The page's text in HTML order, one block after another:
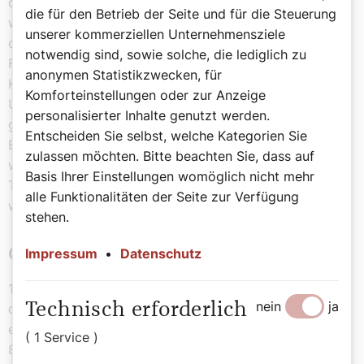
wurden die Arbeiten zwei Jahre später. Daher feierte
die Kirche 2024 ihr 400-jähriges Bestehen. Kaiser
Ferdinand II. genehmigte damals den Unbeschuhten
Karmeliten die Errichtung eines neuen Klosterhauses im
Unteren Werd. Der Grundstein zum Kloster wurde 1627
gelegt. Geweiht wurde die Kirche der Jungfrau vom
Berge Karmel und der heiligen Teresa von Ávila. 1683
wurden Klostergebäude und Kirche bei der
Türkenbelagerung verwüstet, jedoch bald
wiederhergestellt.
Geschichte der Karmeliterkirche
1783 wurde die Kirche an Weltgeistliche übergeben und
der Klostergarten, der sich bis zur Großen Sperlgasse
erstreckte, auf Anordnung von Joseph II. parzelliert. Am
8. Februar 1843 wurde das Klostergebäude an die
die für den Betrieb der Seite und für die Steuerung
unserer kommerziellen Unternehmensziele
notwendig sind, sowie solche, die lediglich zu
anonymen Statistikzwecken, für
Komforteinstellungen oder zur Anzeige
personalisierter Inhalte genutzt werden.
Entscheiden Sie selbst, welche Kategorien Sie
zulassen möchten. Bitte beachten Sie, dass auf
Basis Ihrer Einstellungen womöglich nicht mehr
alle Funktionalitäten der Seite zur Verfügung
stehen.
Impressum • Datenschutz
Technisch erforderlich
( 1 Service )
nein ja